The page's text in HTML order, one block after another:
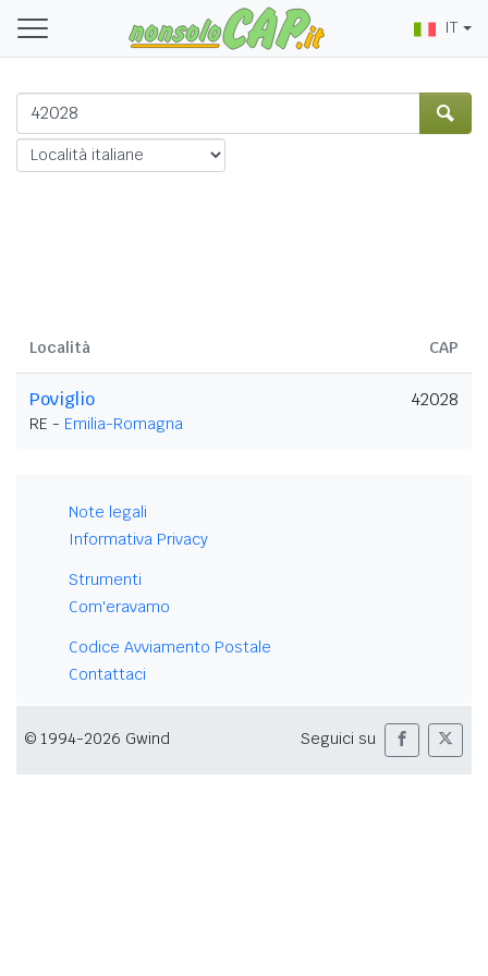
IT
Località CAP
Poviglio
RE - Emilia-Romagna
42028
Note legali
Informativa Privacy
Strumenti
Com'eravamo
Codice Avviamento Postale
Contattaci
© 1994-2026 Gwind Seguici su